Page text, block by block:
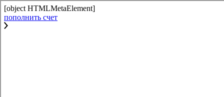
[object HTMLMetaElement]
пополнить счет